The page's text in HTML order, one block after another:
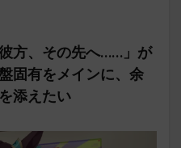
方、その先へ……」が
固有をメインに、余
添えたい